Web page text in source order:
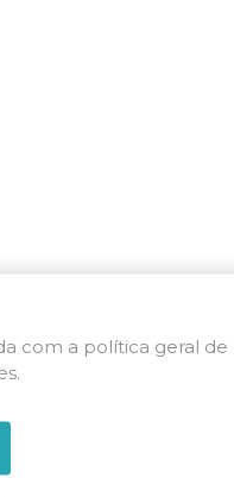
com a política geral de